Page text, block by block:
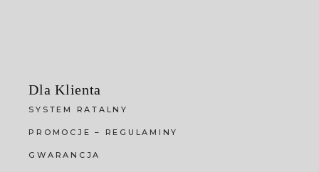
Dla Klienta
SYSTEM RATALNY
PROMOCJE – REGULAMINY
GWARANCJA